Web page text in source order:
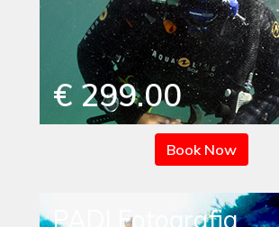
€ 299.00
Book Now
PADI Fotografia